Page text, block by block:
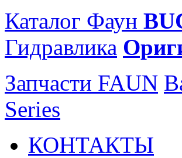
Каталог Фаун
Гидравлика
Запчасти FAUN
Series
КОНТАКТЫ